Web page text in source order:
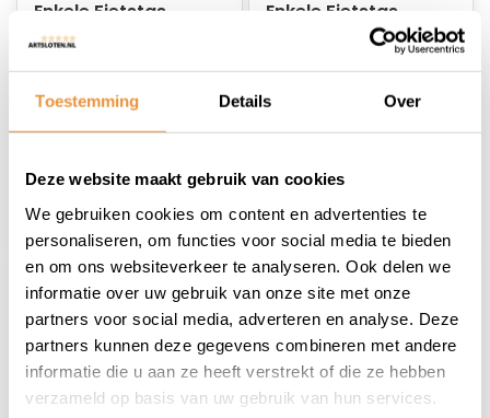
Toestemming Details Over
Deze website maakt gebruik van cookies
We gebruiken cookies om content en advertenties te
personaliseren, om functies voor social media te bieden
en om ons websiteverkeer te analyseren. Ook delen we
informatie over uw gebruik van onze site met onze
partners voor social media, adverteren en analyse. Deze
partners kunnen deze gegevens combineren met andere
informatie die u aan ze heeft verstrekt of die ze hebben
verzameld op basis van uw gebruik van hun services.
Enkele Fietstas
Valley L Rood
Niet op voorraad
22,95
Enkele Fietstas
Valley XL E-Bike Geel
Op voorraad
29,95